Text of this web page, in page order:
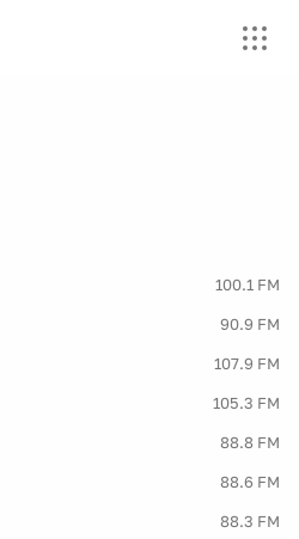
100.1 FM
90.9 FM
107.9 FM
105.3 FM
88.8 FM
88.6 FM
88.3 FM